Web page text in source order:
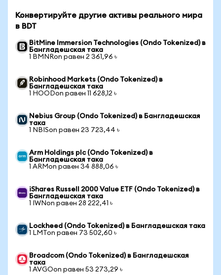
Конвертируйте другие активы реального мира
в BDT
BitMine Immersion Technologies (Ondo Tokenized) в
Бангладешская така
1 BMNRon равен 2 361,96 ৳
Robinhood Markets (Ondo Tokenized) в
Бангладешская така
1 HOODon равен 11 628,12 ৳
Nebius Group (Ondo Tokenized) в Бангладешская
така
1 NBISon равен 23 723,44 ৳
Arm Holdings plc (Ondo Tokenized) в
Бангладешская така
1 ARMon равен 34 888,06 ৳
iShares Russell 2000 Value ETF (Ondo Tokenized) в
Бангладешская така
1 IWNon равен 28 222,41 ৳
Lockheed (Ondo Tokenized) в Бангладешская така
1 LMTon равен 73 502,60 ৳
Broadcom (Ondo Tokenized) в Бангладешская
така
1 AVGOon равен 53 273,29 ৳